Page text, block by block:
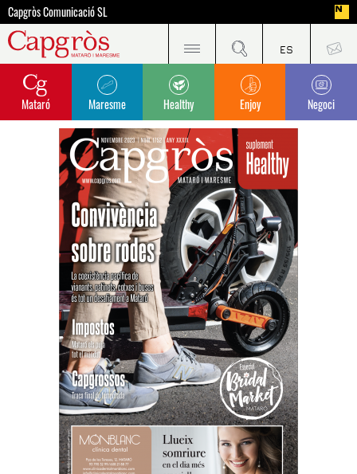
Capgròs Comunicació SL
Mataró Maresme Healthy Enjoy Negoci